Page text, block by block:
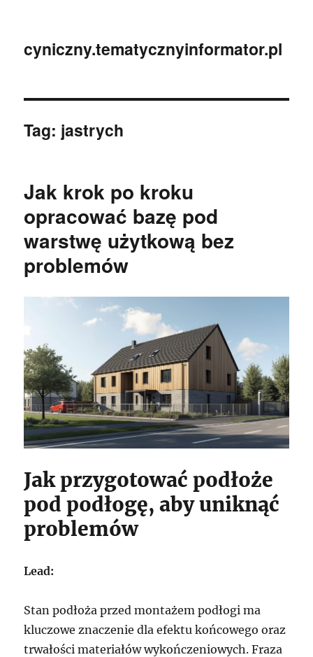
cyniczny.tematycznyinformator.pl
Tag: jastrych
Jak krok po kroku
opracować bazę pod
warstwę użytkową bez
problemów
Jak przygotować podłoże
pod podłogę, aby uniknąć
problemów
Lead:
Stan podłoża przed montażem podłogi ma
kluczowe znaczenie dla efektu końcowego oraz
trwałości materiałów wykończeniowych. Fraza